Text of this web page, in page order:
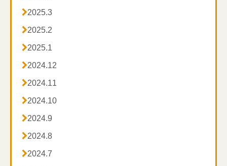
2025.3
2025.2
2025.1
2024.12
2024.11
2024.10
2024.9
2024.8
2024.7